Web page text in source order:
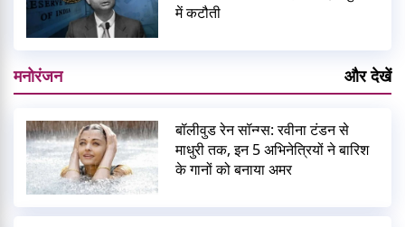
में कटौती
मनोरंजन और देखें
बॉलीवुड रेन सॉन्ग्स: रवीना टंडन से
माधुरी तक, इन 5 अभिनेत्रियों ने बारिश
के गानों को बनाया अमर